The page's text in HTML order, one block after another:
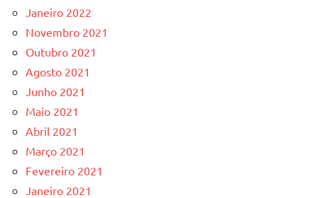
Janeiro 2022
Novembro 2021
Outubro 2021
Agosto 2021
Junho 2021
Maio 2021
Abril 2021
Março 2021
Fevereiro 2021
Janeiro 2021